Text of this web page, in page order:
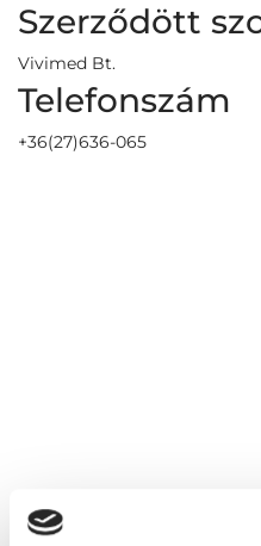
Szerződött
Vivimed Bt.
Telefonszám
+36(27)636-065